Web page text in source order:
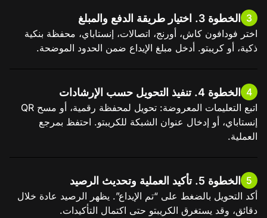
3 الخطوة 3. اختيار طريقة الدفع والمبلغ
اختر فودافون كاش، أورنج، اتصالات، إنستاباي، محفظة بنكية
ذكية، أو كريبتو. أدخل مبلغ الإيداع ضمن الحدود الموضحة.
4 الخطوة 4. تنفيذ التحويل حسب الإرشادات
اتبع التعليمات المعروضة: تحويل لمحفظة رقمية، أو مسح QR
إنستاباي، أو إدخال عنوان الشبكة للكريبتو. احتفظ بمرجع
العملية.
5 الخطوة 5. تأكيد العملية وتحديث الرصيد
أكد التحويل بالضغط على “تم الإيداع”. يظهر الرصيد عادة خلال
دقائق، وقد يستغرق الكريبتو حتى اكتمال التأكيدات.